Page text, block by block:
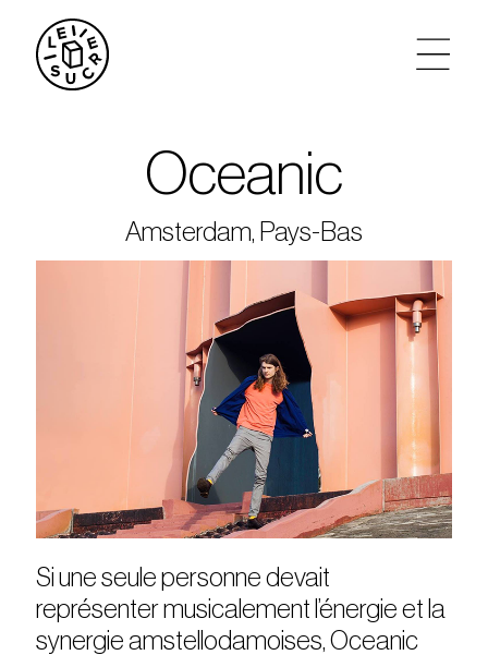
agenda
tickets
le sucre max
partenariats
privatisations
Oceanic
Amsterdam, Pays-Bas
Si une seule personne devait
représenter musicalement l’énergie et la
synergie amstellodamoises, Oceanic